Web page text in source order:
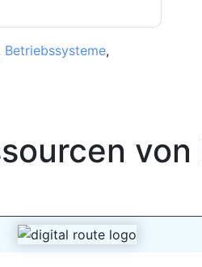
Betriebssysteme,
von